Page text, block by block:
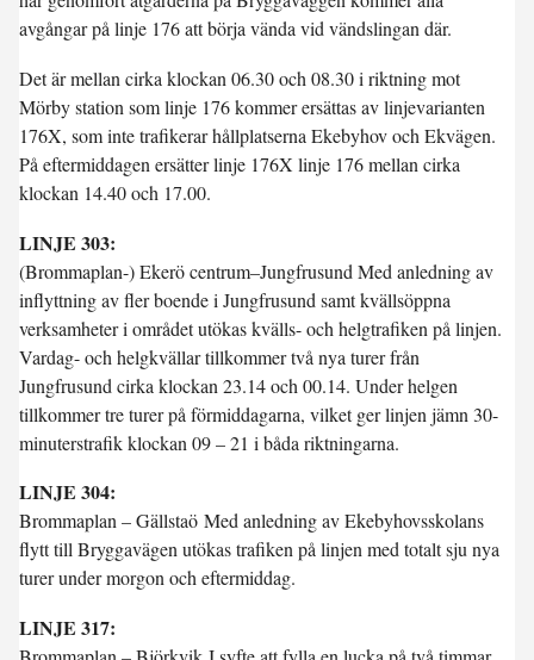
avgångar på linje 176 att börja vända vid vändslingan där.
Det är mellan cirka klockan 06.30 och 08.30 i riktning mot
Mörby station som linje 176 kommer ersättas av linjevarianten
176X, som inte trafikerar hållplatserna Ekebyhov och Ekvägen.
På eftermiddagen ersätter linje 176X linje 176 mellan cirka
klockan 14.40 och 17.00.
LINJE 303:
(Brommaplan-) Ekerö centrum–Jungfrusund Med anledning av
inflyttning av fler boende i Jungfrusund samt kvällsöppna
verksamheter i området utökas kvälls- och helgtrafiken på linjen.
Vardag- och helgkvällar tillkommer två nya turer från
Jungfrusund cirka klockan 23.14 och 00.14. Under helgen
tillkommer tre turer på förmiddagarna, vilket ger linjen jämn 30-
minuterstrafik klockan 09 – 21 i båda riktningarna.
LINJE 304:
Brommaplan – Gällstaö Med anledning av Ekebyhovsskolans
flytt till Bryggavägen utökas trafiken på linjen med totalt sju nya
turer under morgon och eftermiddag.
LINJE 317: